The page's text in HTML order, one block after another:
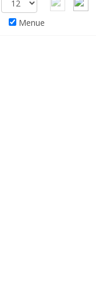
Menue